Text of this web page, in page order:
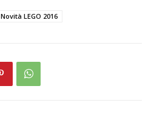
Novità LEGO 2016